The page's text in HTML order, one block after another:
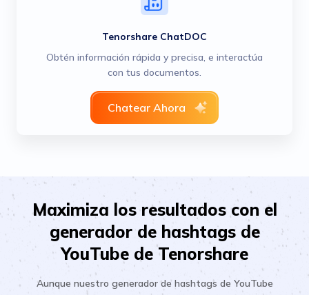
Tenorshare ChatDOC
Obtén información rápida y precisa, e interactúa
con tus documentos.
Chatear Ahora
Maximiza los resultados con el
generador de hashtags de
YouTube de Tenorshare
Aunque nuestro generador de hashtags de YouTube